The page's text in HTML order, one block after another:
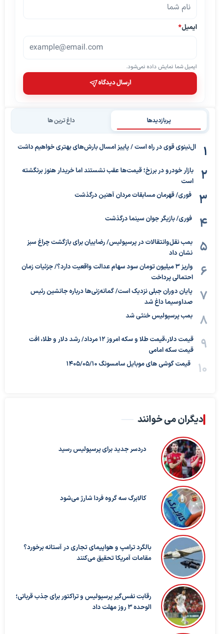
ایمیل*
ایمیل شما نمایش داده نمی‌شود.
ارسال دیدگاه
پربازدیدها داغ ترین ها
ال‌نینوی قوی در راه است / پاییز امسال بارش‌های بهتری خواهیم داشت
بازار خودرو در برزخ؛ قیمت‌ها عقب نشستند اما خریدار هنوز برنگشته
است
فوری/ قهرمان مسابقات مردان آهنین درگذشت
فوری/ بازیگر جوان سینما درگذشت
بمب نقل‌وانتقالات در پرسپولیس/ رضاییان برای بازگشت چراغ سبز
نشان داد
واریز ۳ میلیون تومان سود سهام عدالت واقعیت دارد؟/ جزئیات زمان
احتمالی پرداخت
پایان دوران جبلی نزدیک است/ گمانه‌زنی‌ها درباره جانشین رئیس
صداوسیما داغ شد
بمب پرسپولیس خنثی شد
قیمت دلار،قیمت طلا و سکه امروز ۱۲ مرداد/ رشد دلار و طلا، افت
قیمت سکه امامی
قیمت گوشی های موبایل سامسونگ 1405/05/10
دیگران می خوانند
دردسر جدید برای پرسپولیس رسید
کالابرگ سه گروه فردا شارژ می‌شود
بالگرد ترامپ و هواپیمای تجاری در آستانه برخورد؟
مقامات آمریکا تحقیق می‌کنند
رقابت نفس‌گیر پرسپولیس و تراکتور برای جذب قربانی؛
الوحده ۳ روز مهلت داد